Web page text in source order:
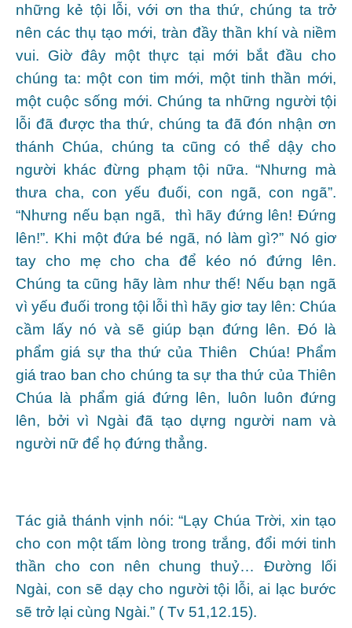
những kẻ tội lỗi, với ơn tha thứ, chúng ta trở
nên các thụ tạo mới, tràn đầy thần khí và niềm
vui. Giờ đây một thực tại mới bắt đầu cho
chúng ta: một con tim mới, một tinh thần mới,
một cuộc sống mới. Chúng ta những người tội
lỗi đã được tha thứ, chúng ta đã đón nhận ơn
thánh Chúa, chúng ta cũng có thể dậy cho
người khác đừng phạm tội nữa. “Nhưng mà
thưa cha, con yếu đuối, con ngã, con ngã”.
“Nhưng nếu bạn ngã, thì hãy đứng lên! Đứng
lên!”. Khi một đứa bé ngã, nó làm gì?” Nó giơ
tay cho mẹ cho cha để kéo nó đứng lên.
Chúng ta cũng hãy làm như thế! Nếu bạn ngã
vì yếu đuối trong tội lỗi thì hãy giơ tay lên: Chúa
cầm lấy nó và sẽ giúp bạn đứng lên. Đó là
phẩm giá sự tha thứ của Thiên Chúa! Phẩm
giá trao ban cho chúng ta sự tha thứ của Thiên
Chúa là phẩm giá đứng lên, luôn luôn đứng
lên, bởi vì Ngài đã tạo dựng người nam và
người nữ để họ đứng thẳng.
Tác giả thánh vịnh nói: “Lạy Chúa Trời, xin tạo
cho con một tấm lòng trong trắng, đổi mới tinh
thần cho con nên chung thuỷ… Đường lối
Ngài, con sẽ dạy cho người tội lỗi, ai lạc bước
sẽ trở lại cùng Ngài.” ( Tv 51,12.15).